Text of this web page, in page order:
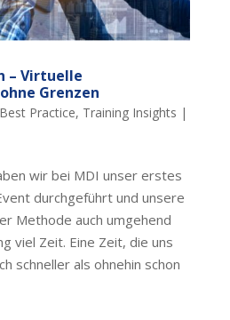
– Virtuelle
Grenzen
Best Practice, Training Insights |
wir bei MDI unser erstes
durchgeführt und unsere
Methode auch umgehend
viel Zeit. Eine Zeit, die uns
schneller als ohnehin schon